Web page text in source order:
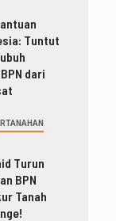
Tuntut
dari
Turun
BPN
Tanah